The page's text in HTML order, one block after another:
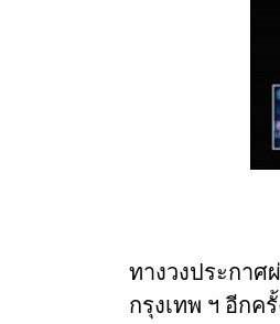
ทางวงประกาศ
กรุงเทพ ฯ อีกค